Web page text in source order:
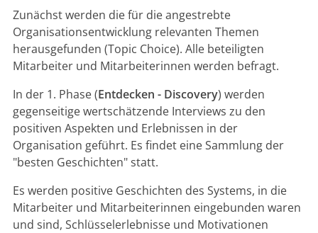
Zunächst werden die für die angestrebte
Organisationsentwicklung relevanten Themen
herausgefunden (Topic Choice). Alle beteiligten
Mitarbeiter und Mitarbeiterinnen werden befragt.
In der 1. Phase (Entdecken - Discovery) werden
gegenseitige wertschätzende Interviews zu den
positiven Aspekten und Erlebnissen in der
Organisation geführt. Es findet eine Sammlung der
"besten Geschichten" statt.
Es werden positive Geschichten des Systems, in die
Mitarbeiter und Mitarbeiterinnen eingebunden waren
und sind, Schlüsselerlebnisse und Motivationen